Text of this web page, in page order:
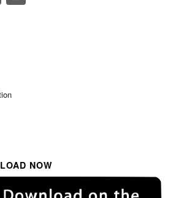
NOW